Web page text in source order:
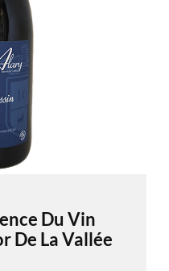
Du Vin
De La Vallée